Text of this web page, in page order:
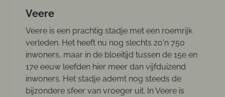
Veere
Veere is een prachtig stadje met een roemrijk
verleden. Het heeft nu nog slechts zo'n 750
inwoners, maar in de bloeitijd tussen de 15e en
17e eeuw leefden hier meer dan vijfduizend
inwoners. Het stadje ademt nog steeds de
bijzondere sfeer van vroeger uit. In Veere is